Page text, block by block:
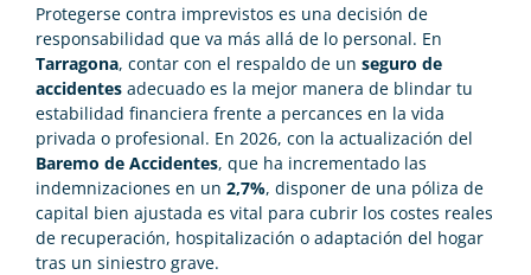
Protegerse contra imprevistos es una decisión de
responsabilidad que va más allá de lo personal. En
Tarragona, contar con el respaldo de un seguro de
accidentes adecuado es la mejor manera de blindar tu
estabilidad financiera frente a percances en la vida
privada o profesional. En 2026, con la actualización del
Baremo de Accidentes, que ha incrementado las
indemnizaciones en un 2,7%, disponer de una póliza de
capital bien ajustada es vital para cubrir los costes reales
de recuperación, hospitalización o adaptación del hogar
tras un siniestro grave.